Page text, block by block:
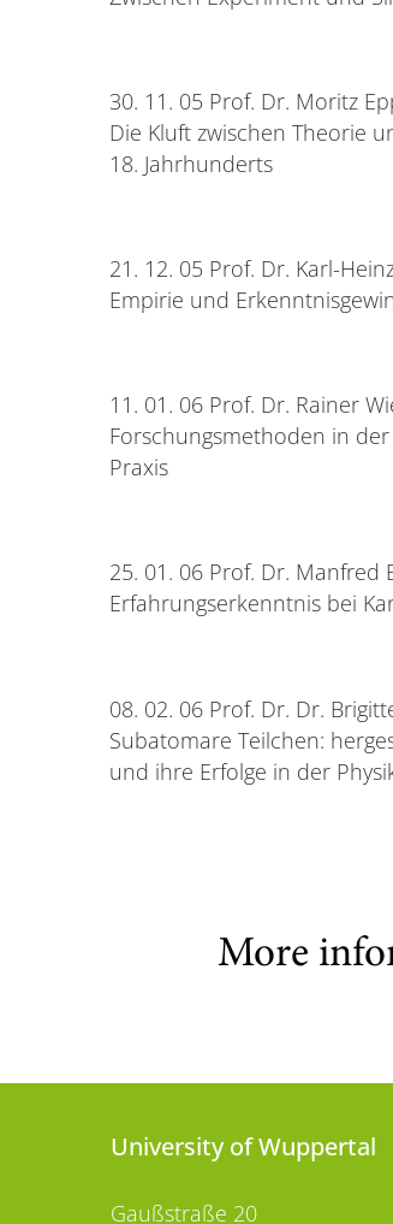
30. 11. 05 Prof. Dr. Moritz
Die Kluft zwischen Theorie
18. Jahrhunderts
21. 12. 05 Prof. Dr. Karl-
Empirie und
11. 01. 06 Prof. Dr. Rainer
Forschungsmethoden in
Praxis
25. 01. 06 Prof. Dr. Manfred
Erfahrungserkenntnis bei
08. 02. 06 Prof. Dr. Dr.
Subatomare Teilchen:
und ihre Erfolge in der
More
University of Wuppertal
Gaußstraße 20